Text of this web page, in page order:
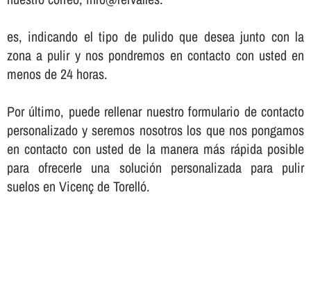
es, indicando el tipo de pulido que desea junto con la
zona a pulir y nos pondremos en contacto con usted en
menos de 24 horas.
Por último, puede rellenar nuestro formulario de contacto
personalizado y seremos nosotros los que nos pongamos
en contacto con usted de la manera más rápida posible
para ofrecerle una solución personalizada para pulir
suelos en Vicenç de Torelló.